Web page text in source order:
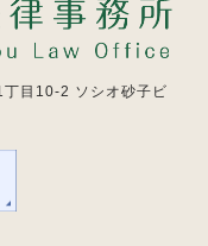
目10-2 ソシオ砂子ビ